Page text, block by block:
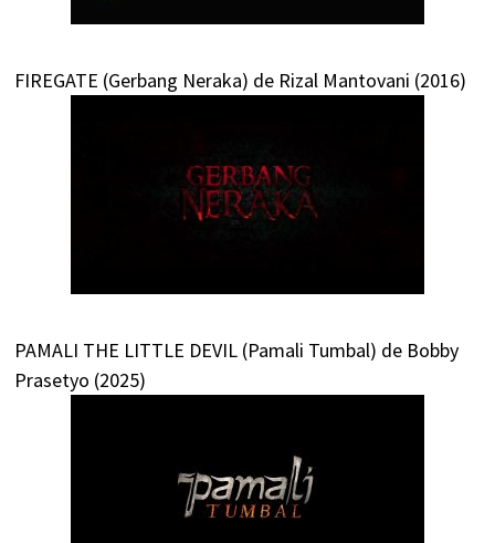
FIREGATE (Gerbang Neraka) de Rizal Mantovani (2016)
PAMALI THE LITTLE DEVIL (Pamali Tumbal) de Bobby
Prasetyo (2025)